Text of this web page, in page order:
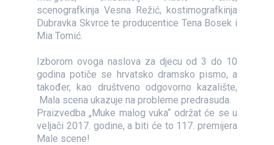
scenografkinja Vesna Režić, kostimografkinja
Dubravka Skvrce te producentice Tena Bosek i
Mia Tomić.
Izborom ovoga naslova za djecu od 3 do 10
godina potiče se hrvatsko dramsko pismo, a
također, kao društveno odgovorno kazalište,
Mala scena ukazuje na probleme predrasuda.
Praizvedba „Muke malog vuka“ održat će se u
veljači 2017. godine, a biti će to 117. premijera
Male scene!